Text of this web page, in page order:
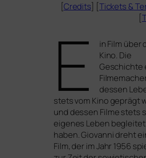
[Credits] [Tickets &
[
E
in Film über
Kino. Die
Geschichte
des­sen
stets vom Kino geprägt
und des­sen Filme stets
eige­nes Leben beglei­tet
haben. Giovanni dreht
Film, der im Jahr 1956